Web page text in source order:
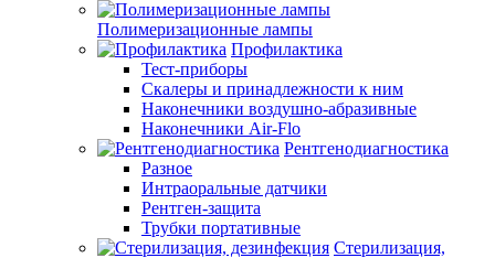
Полимеризационные лампы
Профилактика
Тест-приборы
Скалеры и принадлежности к ним
Наконечники воздушно-абразивные
Наконечники Air-Flo
Рентгенодиагностика
Разное
Интраоральные датчики
Рентген-защита
Трубки портативные
Стерилизация,